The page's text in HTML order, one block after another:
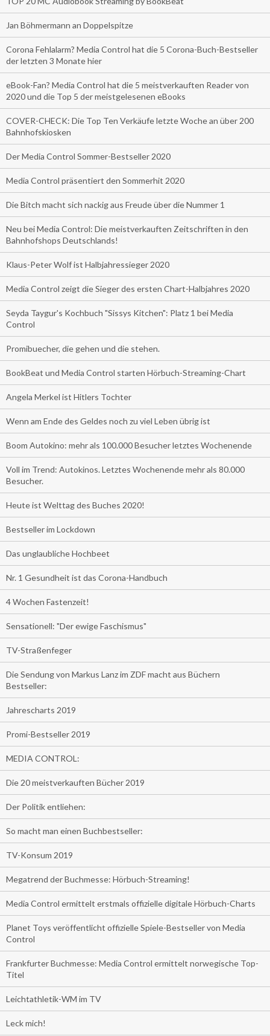
Jan Böhmermann an Doppelspitze
Corona Fehlalarm? Media Control hat die 5 Corona-Buch-Bestseller
der letzten 3 Monate hier
eBook-Fan? Media Control hat die 5 meistverkauften Reader von
2020 und die Top 5 der meistgelesenen eBooks
COVER-CHECK: Die Top Ten Verkäufe letzte Woche an über 200
Bahnhofskiosken
Der Media Control Sommer-Bestseller 2020
Media Control präsentiert den Sommerhit 2020
Die Bitch macht sich nackig aus Freude über die Nummer 1
Neu bei Media Control: Die meistverkauften Zeitschriften in den
Bahnhofshops Deutschlands!
Klaus-Peter Wolf ist Halbjahressieger 2020
Media Control zeigt die Sieger des ersten Chart-Halbjahres 2020
Seyda Taygur's Kochbuch "Sissys Kitchen": Platz 1 bei Media
Control
Promibuecher, die gehen und die stehen.
BookBeat und Media Control starten Hörbuch-Streaming-Chart
Angela Merkel ist Hitlers Tochter
Wenn am Ende des Geldes noch zu viel Leben übrig ist
Boom Autokino: mehr als 100.000 Besucher letztes Wochenende
Voll im Trend: Autokinos. Letztes Wochenende mehr als 80.000
Besucher.
Heute ist Welttag des Buches 2020!
Bestseller im Lockdown
Das unglaubliche Hochbeet
Nr. 1 Gesundheit ist das Corona-Handbuch
4 Wochen Fastenzeit!
Sensationell: "Der ewige Faschismus"
TV-Straßenfeger
Die Sendung von Markus Lanz im ZDF macht aus Büchern
Bestseller:
Jahrescharts 2019
Promi-Bestseller 2019
MEDIA CONTROL:
Die 20 meistverkauften Bücher 2019
Der Politik entliehen:
So macht man einen Buchbestseller:
TV-Konsum 2019
Megatrend der Buchmesse: Hörbuch-Streaming!
Media Control ermittelt erstmals offizielle digitale Hörbuch-Charts
Planet Toys veröffentlicht offizielle Spiele-Bestseller von Media
Control
Frankfurter Buchmesse: Media Control ermittelt norwegische Top-
Titel
Leichtathletik-WM im TV
Leck mich!